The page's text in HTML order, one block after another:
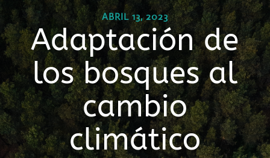
ABRIL 13, 2023
Adaptación de
los bosques al
cambio
climático